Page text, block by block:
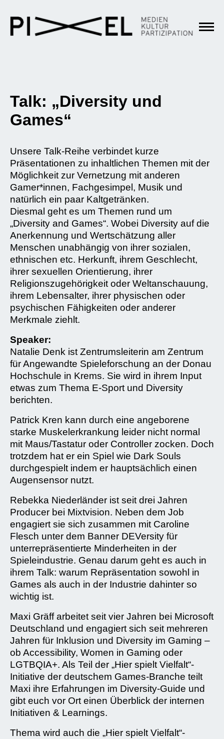
Talk: „Diversity und
Games“
Unsere Talk-Reihe verbindet kurze
Präsentationen zu inhaltlichen Themen mit der
Möglichkeit zur Vernetzung mit anderen
Gamer*innen, Fachgesimpel, Musik und
natürlich ein paar Kaltgetränken.
Diesmal geht es um Themen rund um
„Diversity and Games“. Wobei Diversity auf die
Anerkennung und Wertschätzung aller
Menschen unabhängig von ihrer sozialen,
ethnischen etc. Herkunft, ihrem Geschlecht,
ihrer sexuellen Orientierung, ihrer
Religionszugehörigkeit oder Weltanschauung,
ihrem Lebensalter, ihrer physischen oder
psychischen Fähigkeiten oder anderer
Merkmale ziehlt.
Speaker:
Natalie Denk ist Zentrumsleiterin am Zentrum
für Angewandte Spieleforschung an der Donau
Hochschule in Krems. Sie wird in ihrem Input
etwas zum Thema E-Sport und Diversity
berichten.
Patrick Kren kann durch eine angeborene
starke Muskelerkrankung leider nicht normal
mit Maus/Tastatur oder Controller zocken. Doch
trotzdem hat er ein Spiel wie Dark Souls
durchgespielt indem er hauptsächlich einen
Augensensor nutzt.
Rebekka Niederländer ist seit drei Jahren
Producer bei Mixtvision. Neben dem Job
engagiert sie sich zusammen mit Caroline
Flesch unter dem Banner DEVersity für
unterrepräsentierte Minderheiten in der
Spieleindustrie. Genau darum geht es auch in
ihrem Talk: warum Repräsentation sowohl in
Games als auch in der Industrie dahinter so
wichtig ist.
Maxi Gräff arbeitet seit vier Jahren bei Microsoft
Deutschland und engagiert sich seit mehreren
Jahren für Inklusion und Diversity im Gaming –
ob Accessibility, Women in Gaming oder
LGTBQIA+. Als Teil der „Hier spielt Vielfalt“-
Initiative der deutschem Games-Branche teilt
Maxi ihre Erfahrungen im Diversity-Guide und
gibt euch vor Ort einen Überblick der internen
Initiativen & Learnings.
Thema wird auch die „Hier spielt Vielfalt“-